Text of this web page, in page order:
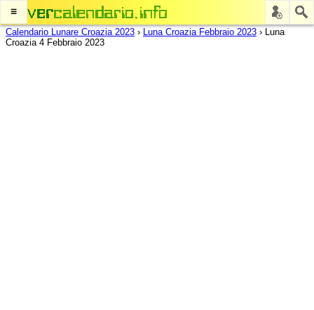
≡
Calendario Lunare Croazia 2023 › Luna Croazia Febbraio 2023 › Luna
Croazia 4 Febbraio 2023